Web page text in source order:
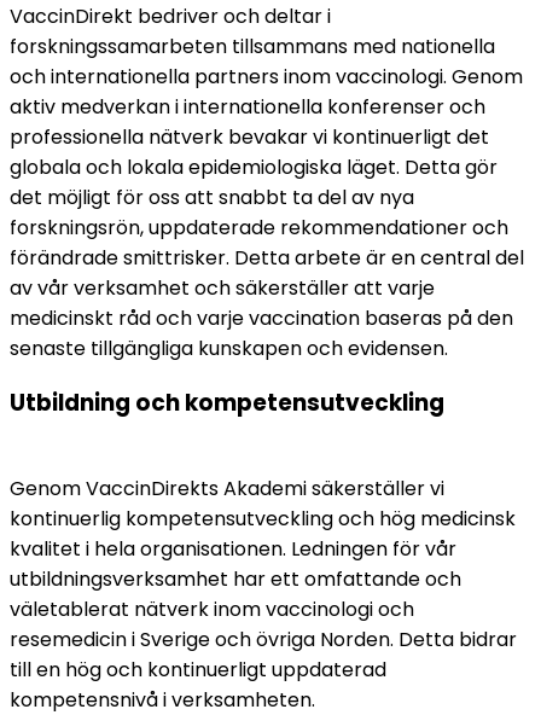
VaccinDirekt bedriver och deltar i
forskningssamarbeten tillsammans med nationella
och internationella partners inom vaccinologi. Genom
aktiv medverkan i internationella konferenser och
professionella nätverk bevakar vi kontinuerligt det
globala och lokala epidemiologiska läget. Detta gör
det möjligt för oss att snabbt ta del av nya
forskningsrön, uppdaterade rekommendationer och
förändrade smittrisker. Detta arbete är en central del
av vår verksamhet och säkerställer att varje
medicinskt råd och varje vaccination baseras på den
senaste tillgängliga kunskapen och evidensen.
Utbildning och kompetensutveckling
Genom VaccinDirekts Akademi säkerställer vi
kontinuerlig kompetensutveckling och hög medicinsk
kvalitet i hela organisationen. Ledningen för vår
utbildningsverksamhet har ett omfattande och
väletablerat nätverk inom vaccinologi och
resemedicin i Sverige och övriga Norden. Detta bidrar
till en hög och kontinuerligt uppdaterad
kompetensnivå i verksamheten.